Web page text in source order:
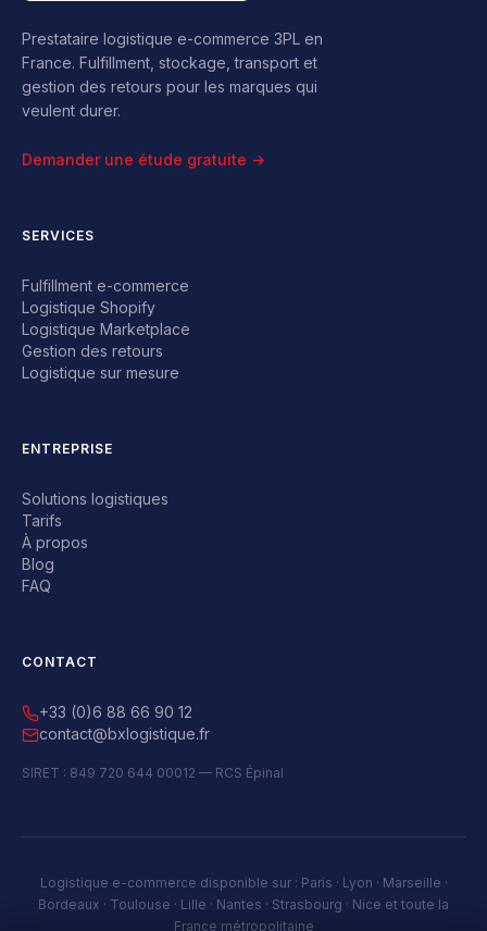
Prestataire logistique e-commerce 3PL en
France. Fulfillment, stockage, transport et
gestion des retours pour les marques qui
veulent durer.
Demander une étude gratuite →
SERVICES
Fulfillment e-commerce
Logistique Shopify
Logistique Marketplace
Gestion des retours
Logistique sur mesure
ENTREPRISE
Solutions logistiques
Tarifs
À propos
Blog
FAQ
CONTACT
+33 (0)6 88 66 90 12
contact@bxlogistique.fr
SIRET : 849 720 644 00012 — RCS Épinal
Logistique e-commerce disponible sur : Paris · Lyon · Marseille ·
Bordeaux · Toulouse · Lille · Nantes · Strasbourg · Nice et toute la
France métropolitaine